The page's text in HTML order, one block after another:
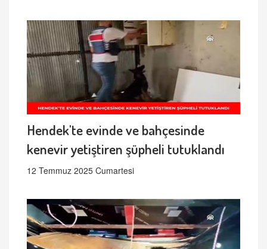
Hendek'te evinde ve bahçesinde
kenevir yetiştiren şüpheli tutuklandı
12 Temmuz 2025 Cumartesi